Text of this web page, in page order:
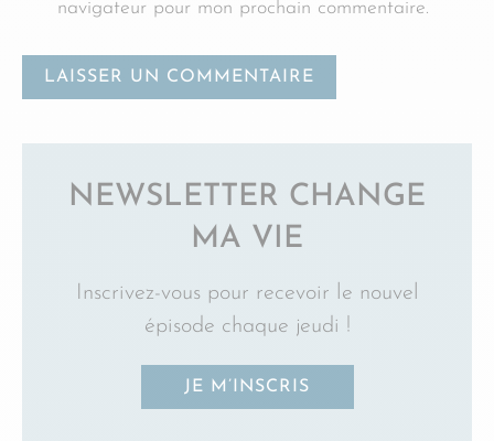
navigateur pour mon prochain commentaire.
NEWSLETTER CHANGE
MA VIE
Inscrivez-vous pour recevoir le nouvel
épisode chaque jeudi !
JE M’INSCRIS